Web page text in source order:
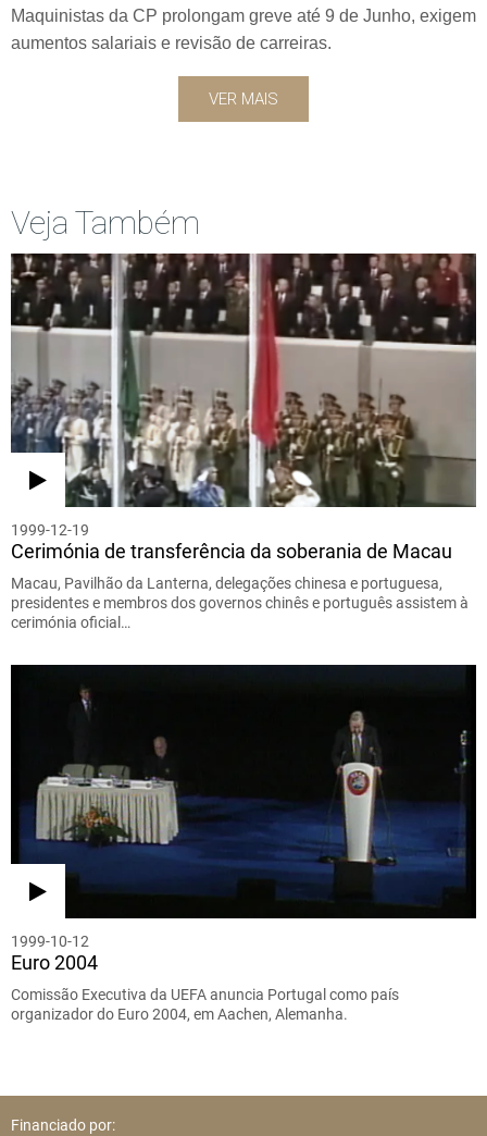
Maquinistas da CP prolongam greve até 9 de Junho, exigem
aumentos salariais e revisão de carreiras.
VER MAIS
Veja Também
1999-12-19
Cerimónia de transferência da soberania de Macau
Macau, Pavilhão da Lanterna, delegações chinesa e portuguesa,
presidentes e membros dos governos chinês e português assistem à
cerimónia oficial…
1999-10-12
Euro 2004
Comissão Executiva da UEFA anuncia Portugal como país
organizador do Euro 2004, em Aachen, Alemanha.
Financiado por: